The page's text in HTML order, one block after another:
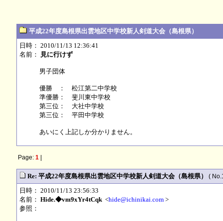
平成22年度島根県出雲地区中学校新人剣道大会（島根県）
日時： 2010/11/13 12:36:41
名前：
見に行けず
男子団体
優勝 ： 松江第二中学校
準優勝： 斐川東中学校
第三位： 大社中学校
第三位： 平田中学校
あいにく上記しか分かりません。
Page: 1|
Re: 平成22年度島根県出雲地区中学校新人剣道大会（島根県） (
日時： 2010/11/13 23:56:33
名前： Hide.◆vm9xYr4tCqk<hide@ichinikai.com >
参照：